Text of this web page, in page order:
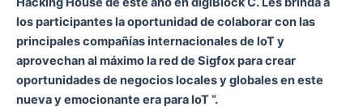
los participantes la oportunidad de colaborar con las
principales compañías internacionales de loT y
aprovechan al máximo la red de Sigfox para crear
oportunidades de negocios locales y globales en este
nueva y emocionante era para IoT “.